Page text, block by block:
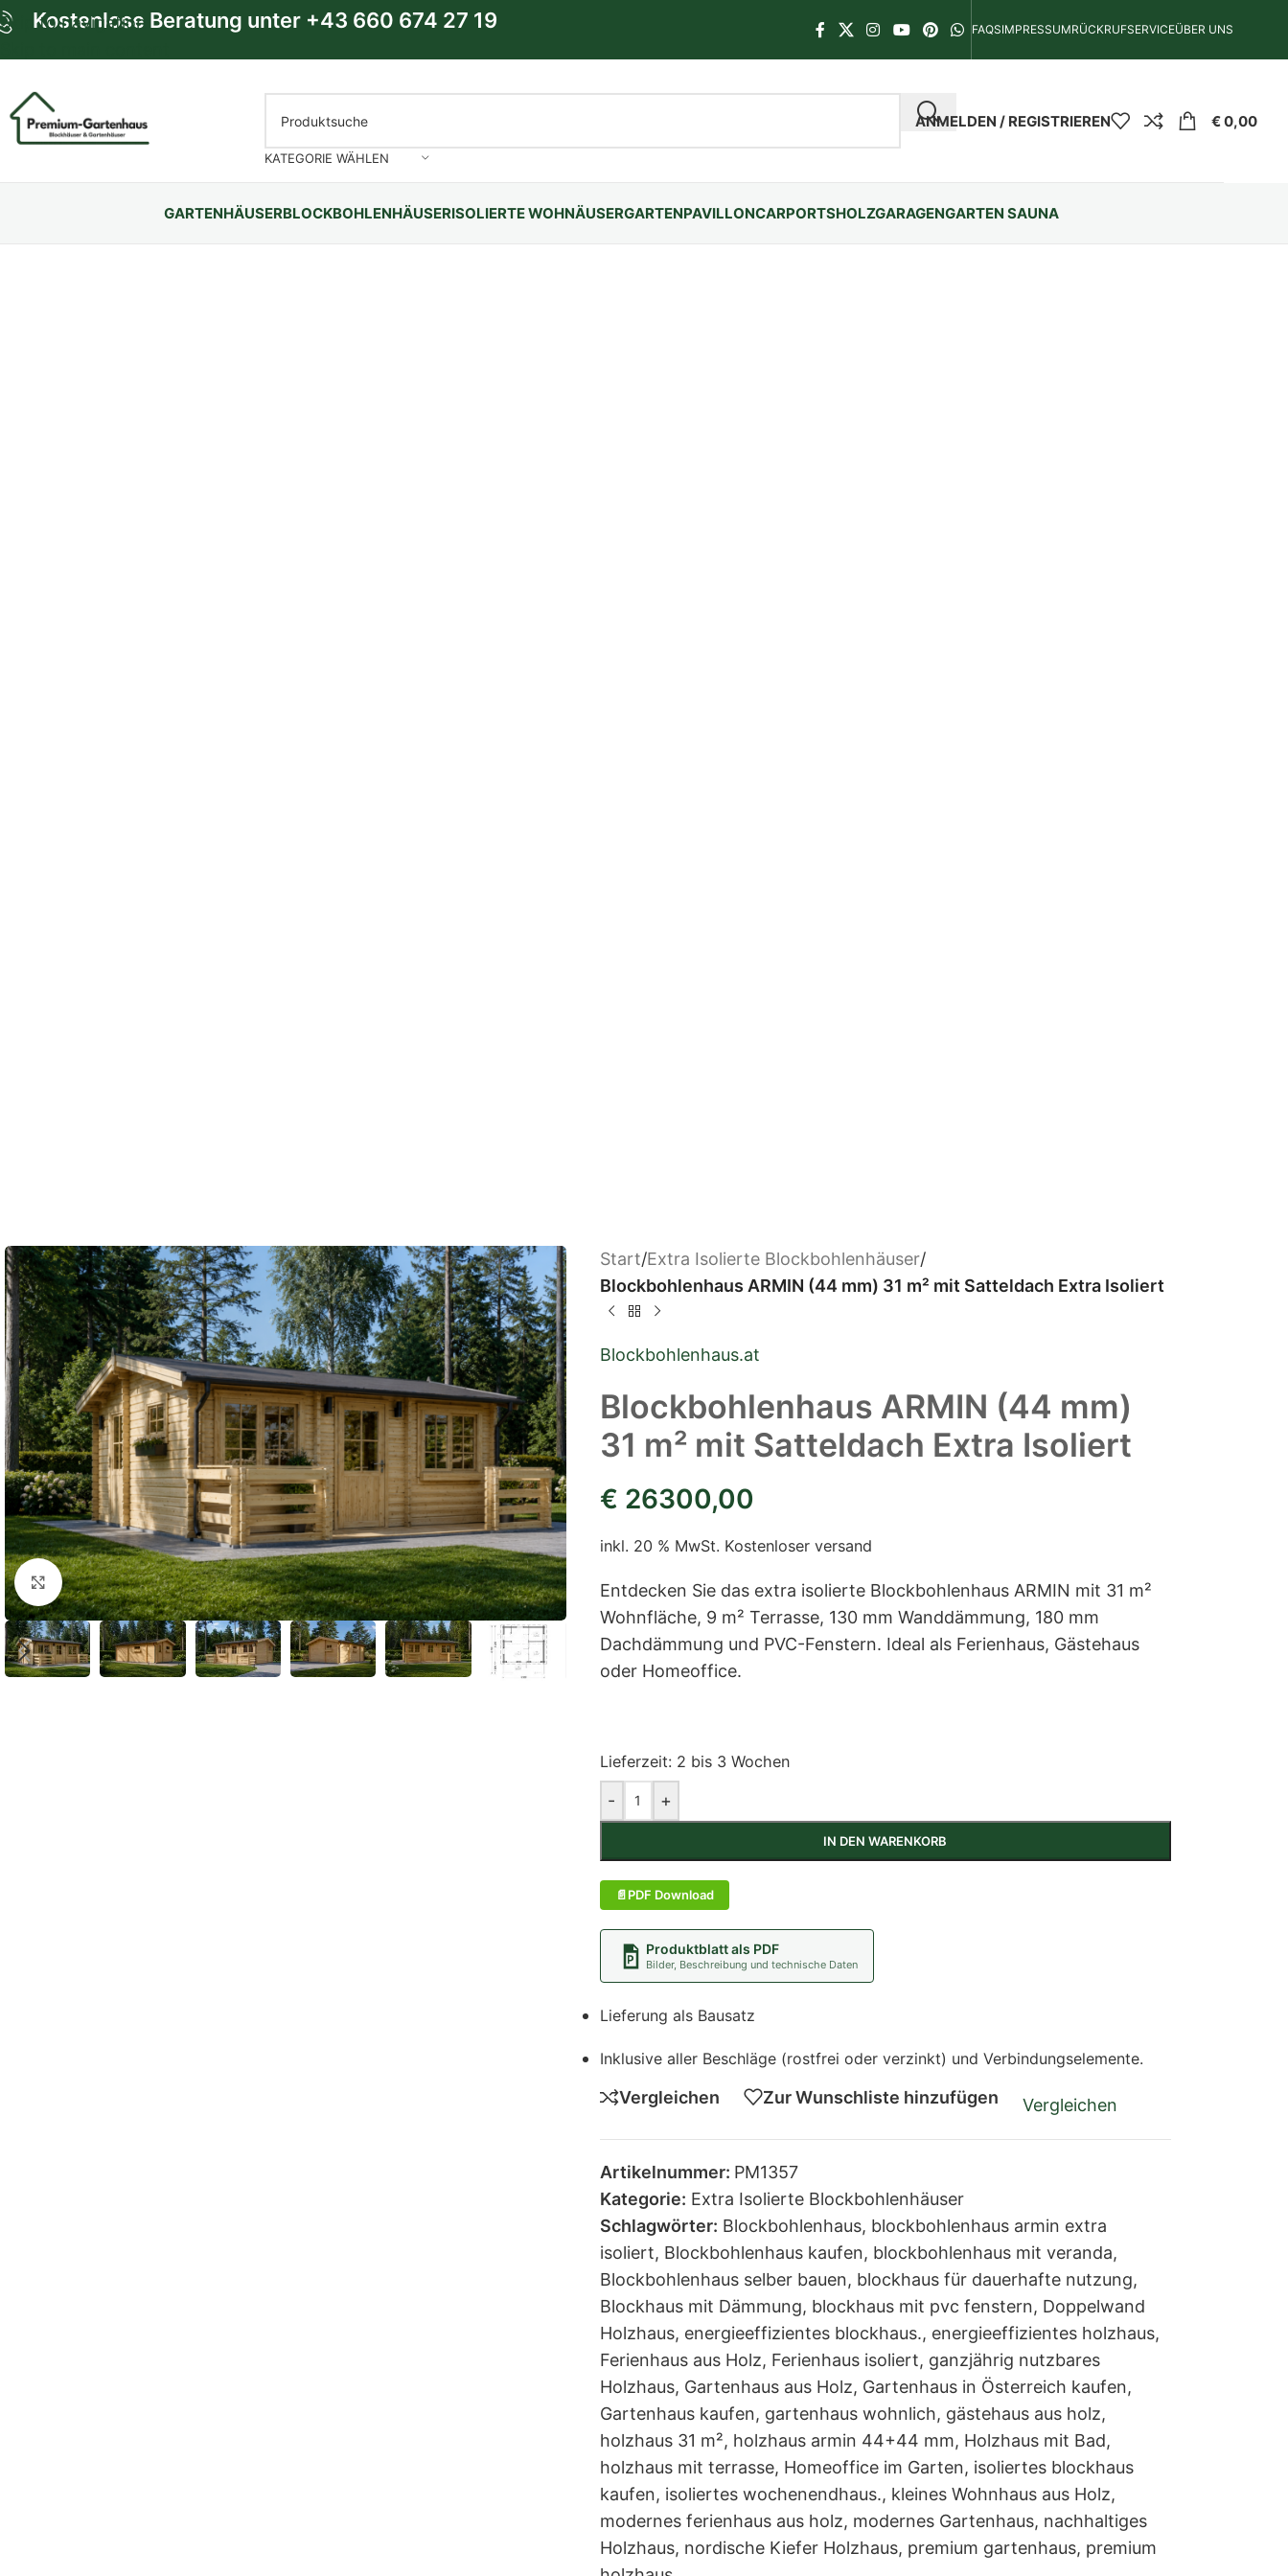
Skip to navigation
Kostenlose Beratung unter +43 660 674 27 19 FAQSIMPRESSUMRÜCKRUFSERVICEÜBER UNS
KATEGORIE WÄHLEN
ANMELDEN / REGISTRIEREN €0,00
GARTENHÄUSERBLOCKBOHLENHÄUSERISOLIERTE WOHNÄUSERGARTENPAVILLONCARPORTSHOLZGARAGENGARTEN SAUNA
Klick zum Vergrößern
Start/Extra Isolierte Blockbohlenhäuser/
Blockbohlenhaus ARMIN (44 mm) 31 m² mit Satteldach Extra Isoliert
Blockbohlenhaus.at
Blockbohlenhaus ARMIN (44 mm)
31 m² mit Satteldach Extra Isoliert
€ 26300,00
inkl. 20 % MwSt. Kostenloser versand
Entdecken Sie das extra isolierte Blockbohlenhaus ARMIN mit 31 m²
Wohnfläche, 9 m² Terrasse, 130 mm Wanddämmung, 180 mm
Dachdämmung und PVC-Fenstern. Ideal als Ferienhaus, Gästehaus
oder Homeoffice.
Lieferzeit: 2 bis 3 Wochen
- +
IN DEN WARENKORB
PDF Download
Produktblatt als PDF
Bilder, Beschreibung und technische Daten
Lieferung als Bausatz
Inklusive aller Beschläge (rostfrei oder verzinkt) und Verbindungselemente.
Vergleichen Zur Wunschliste hinzufügen Vergleichen
Artikelnummer: PM1357
Kategorie: Extra Isolierte Blockbohlenhäuser
Schlagwörter: Blockbohlenhaus, blockbohlenhaus armin extra
isoliert, Blockbohlenhaus kaufen, blockbohlenhaus mit veranda,
Blockbohlenhaus selber bauen, blockhaus für dauerhafte nutzung,
Blockhaus mit Dämmung, blockhaus mit pvc fenstern, Doppelwand
Holzhaus, energieeffizientes blockhaus., energieeffizientes holzhaus,
Ferienhaus aus Holz, Ferienhaus isoliert, ganzjährig nutzbares
Holzhaus, Gartenhaus aus Holz, Gartenhaus in Österreich kaufen,
Gartenhaus kaufen, gartenhaus wohnlich, gästehaus aus holz,
holzhaus 31 m², holzhaus armin 44+44 mm, Holzhaus mit Bad,
holzhaus mit terrasse, Homeoffice im Garten, isoliertes blockhaus
kaufen, isoliertes wochenendhaus., kleines Wohnhaus aus Holz,
modernes ferienhaus aus holz, modernes Gartenhaus, nachhaltiges
Holzhaus, nordische Kiefer Holzhaus, premium gartenhaus, premium